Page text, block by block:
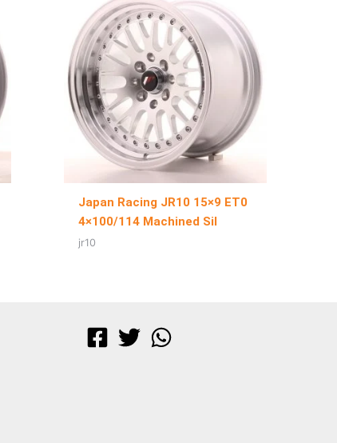
Japan Racing JR10 15×9 ET0
4×100/114 Machined Sil
jr10